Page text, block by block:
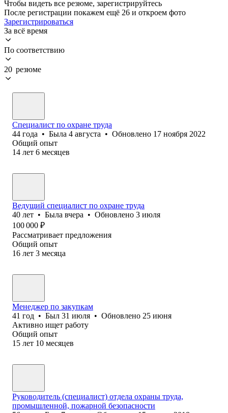
Чтобы видеть все резюме, зарегистрируйтесь
После регистрации покажем ещё 26 и откроем фото
Зарегистрироваться
За всё время
По соответствию
20 резюме
Специалист по охране труда
44 года • Была 4 августа • Обновлено 17 ноября 2022
Общий опыт
14 лет 6 месяцев
Ведущий специалист по охране труда
40 лет • Была вчера • Обновлено 3 июля
100 000 ₽
Рассматривает предложения
Общий опыт
16 лет 3 месяца
Менеджер по закупкам
41 год • Был 31 июля • Обновлено 25 июня
Активно ищет работу
Общий опыт
15 лет 10 месяцев
Руководитель (специалист) отдела охраны труда,
промышленной, пожарной безопасности